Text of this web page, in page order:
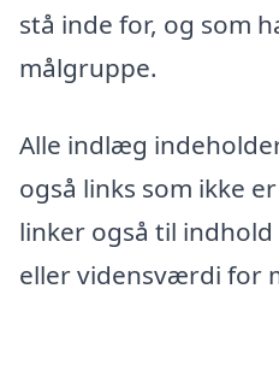
stå inde for, og som
målgruppe.
Alle indlæg
også links som ikke
linker også til
eller vidensværdi for